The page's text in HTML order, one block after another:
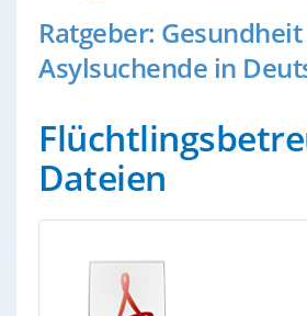
Ratgeber:
Asylsuchende in
Dateien